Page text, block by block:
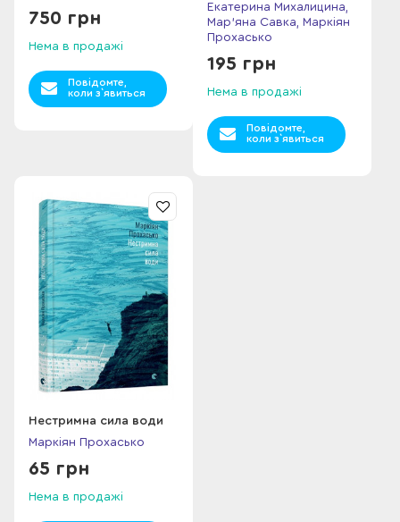
750 грн
Нема в продажі
Повідомте,
коли з`явиться
Екатерина Михалицина,
Мар'яна Савка, Маркіян
Прохасько
195 грн
Нема в продажі
Повідомте,
коли з`явиться
Нестримна сила води
Маркіян Прохасько
65 грн
Нема в продажі